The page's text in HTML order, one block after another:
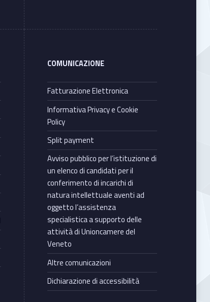
COMUNICAZIONE
Fatturazione Elettronica
Informativa Privacy e Cookie
Policy
Split payment
Avviso pubblico per l’istituzione di
un elenco di candidati per il
conferimento di incarichi di
natura intellettuale aventi ad
oggetto l’assistenza
specialistica a supporto delle
attività di Unioncamere del
Veneto
Altre comunicazioni
Dichiarazione di accessibilità